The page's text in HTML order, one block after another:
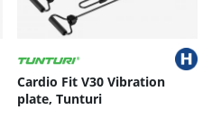
Cardio Fit V30 Vibration
plate, Tunturi